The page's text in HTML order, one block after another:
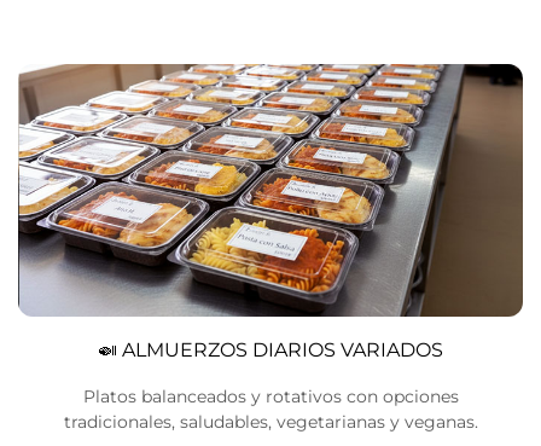
🍛 ALMUERZOS DIARIOS VARIADOS
Platos balanceados y rotativos con opciones
tradicionales, saludables, vegetarianas y veganas.